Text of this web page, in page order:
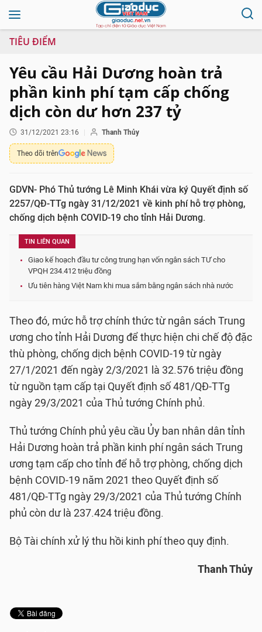
TIÊU ĐIỂM
Yêu cầu Hải Dương hoàn trả
phần kinh phí tạm cấp chống
dịch còn dư hơn 237 tỷ
31/12/2021 23:16 Thanh Thủy
Theo dõi trên
GDVN- Phó Thủ tướng Lê Minh Khái vừa ký Quyết định số
2257/QĐ-TTg ngày 31/12/2021 về kinh phí hỗ trợ phòng,
chống dịch bệnh COVID-19 cho tỉnh Hải Dương.
TIN LIÊN QUAN
Giao kế hoạch đầu tư công trung hạn vốn ngân sách TƯ cho
VPQH 234.412 triệu đồng
Ưu tiên hàng Việt Nam khi mua sắm bằng ngân sách nhà nước
Theo đó, mức hỗ trợ chính thức từ ngân sách Trung
ương cho tỉnh Hải Dương để thực hiện chi chế độ đặc
thù phòng, chống dịch bệnh COVID-19 từ ngày
27/1/2021 đến ngày 2/3/2021 là 32.576 triệu đồng
từ nguồn tạm cấp tại Quyết định số 481/QĐ-TTg
ngày 29/3/2021 của Thủ tướng Chính phủ.
Thủ tướng Chính phủ yêu cầu Ủy ban nhân dân tỉnh
Hải Dương hoàn trả phần kinh phí ngân sách Trung
ương tạm cấp cho tỉnh để hỗ trợ phòng, chống dịch
bệnh COVID-19 năm 2021 theo Quyết định số
481/QĐ-TTg ngày 29/3/2021 của Thủ tướng Chính
phủ còn dư là 237.424 triệu đồng.
Bộ Tài chính xử lý thu hồi kinh phí theo quy định.
Thanh Thủy